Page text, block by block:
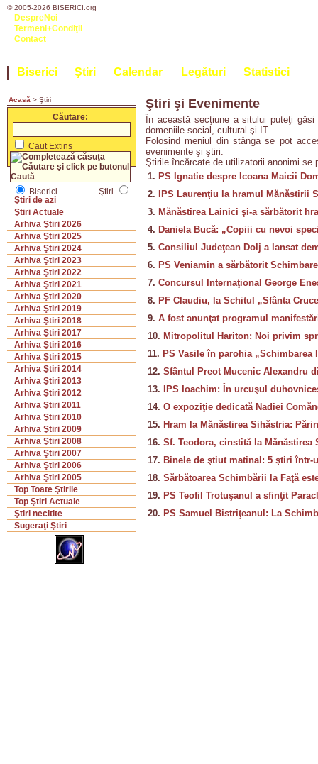
© 2005-2026 BISERICI.org
DespreNoi
Termeni+Condiţii
Contact
Biserici Ştiri Calendar Legături Statistici
Acasă > Ştiri
Căutare:
Caut Extins
Biserici
Ştiri
Ştiri de azi
Ştiri Actuale
Arhiva Ştiri 2026
Arhiva Ştiri 2025
Arhiva Ştiri 2024
Arhiva Ştiri 2023
Arhiva Ştiri 2022
Arhiva Ştiri 2021
Arhiva Ştiri 2020
Arhiva Ştiri 2019
Arhiva Ştiri 2018
Arhiva Ştiri 2017
Arhiva Ştiri 2016
Arhiva Ştiri 2015
Arhiva Ştiri 2014
Arhiva Ştiri 2013
Arhiva Ştiri 2012
Arhiva Ştiri 2011
Arhiva Ştiri 2010
Arhiva Ştiri 2009
Arhiva Ştiri 2008
Arhiva Ştiri 2007
Arhiva Ştiri 2006
Arhiva Ştiri 2005
Top Toate Ştirile
Top Ştiri Actuale
Ştiri necitite
Sugeraţi Ştiri
Ştiri şi Evenimente
În această secţiune a sitului puteţi
domeniile social, cultural şi IT.
Folosind meniul din stânga se pot
evenimente şi ştiri.
Ştirile încărcate de utilizatorii anonimi se
1. PS Ignatie despre Icoana Maicii
2.
IPS Laurenţiu la hramul Mănăstirii
3. Mănăstirea Lainici şi-a sărbătorit
4. Daniela Bucă: „Copiii cu nevoi
5. Consiliul Judeţean Dolj a lansat
6. PS Veniamin a sărbătorit
7. Concursul Internaţional George
8. PF Claudiu, la Schitul „Sfânta
9. A fost anunţat programul
10. Mitropolitul Hariton: Noi privim
11. PS Vasile în parohia „Schimbarea
12. Sfântul Preot Mucenic Alexandru
13.
IPS Ioachim: În urcuşul
14. O expoziţie dedicată Nadiei
15. Hram la Mănăstirea Sihăstria:
16. Sf. Teodora, cinstită la Mănăstirea
17. Binele de ştiut matinal: 5 ştiri într-
18. Sărbătoarea Schimbării la Faţă
19. PS Teofil Trotuşanul a sfinţit
20. PS Samuel Bistriţeanul: La